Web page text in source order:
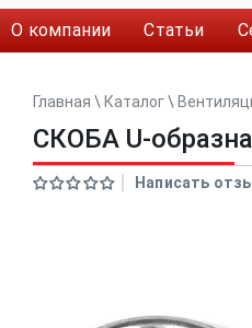
О компании Статьи
Главная \ Каталог\
СКОБА U-
Написать